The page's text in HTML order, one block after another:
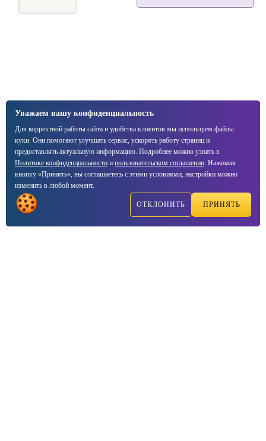
Позвонить
Уважаем вашу конфиденциальность
Для корректной работы сайта и удобства клиентов мы используем файлы
куки. Они помогают улучшать сервис, ускорять работу страниц и
предоставлять актуальную информацию. Подробнее можно узнать в
Политике конфиденциальности и пользовательском соглашении. Нажимая
кнопку «Принять», вы соглашаетесь с этими условиями, настройки можно
изменить в любой момент.
ОТКЛОНИТЬ ПРИНЯТЬ